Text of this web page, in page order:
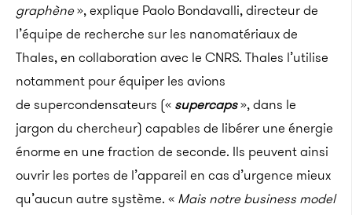
graphène», explique Paolo Bondavalli, directeur de
l’équipe de recherche sur les nanomatériaux de
Thales, en collaboration avec le CNRS. Thales l’utilise
notamment pour équiper les avions
de supercondensateurs (« supercaps», dans le
jargon du chercheur) capables de libérer une énergie
énorme en une fraction de seconde. Ils peuvent ainsi
ouvrir les portes de l’appareil en cas d’urgence mieux
qu’aucun autre système. « Mais notre business model